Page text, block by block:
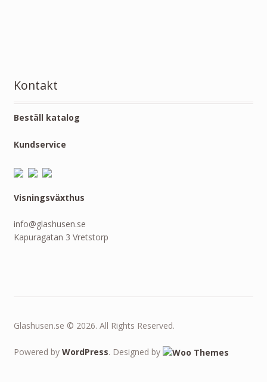
Kontakt
Beställ katalog
Kundservice
Visningsväxthus
info@glashusen.se
Kapuragatan 3 Vretstorp
Glashusen.se © 2026. All Rights Reserved.
Powered by WordPress. Designed by